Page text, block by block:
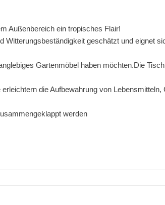
Außenbereich ein tropisches Flair!
Witterungsbeständigkeit geschätzt und eignet
Gartenmöbel haben möchten.Die
die Aufbewahrung von
werden